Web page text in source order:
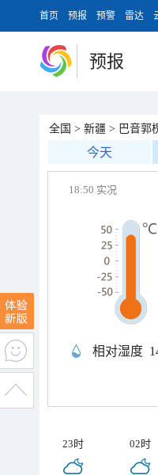
首页 预报 预警 雷达
预报
全国 > 新疆 > 巴音郭
今天
18:50 实况
相对湿度
23时 02时